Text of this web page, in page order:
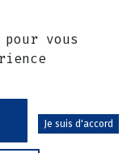
vous
Je suis d'accord